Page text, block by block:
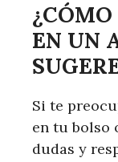
EN UN
Si te
en tu bolso
dudas y